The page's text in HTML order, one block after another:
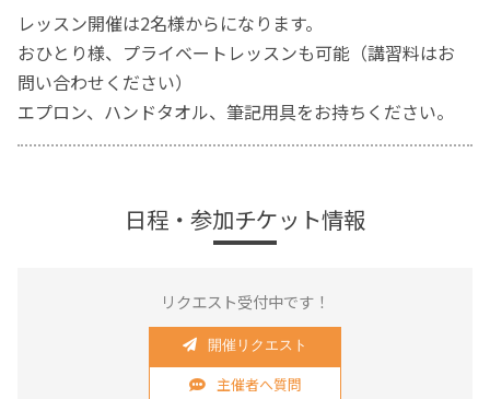
レッスン開催は2名様からになります。
おひとり様、プライベートレッスンも可能（講習料はお
問い合わせください）
エプロン、ハンドタオル、筆記用具をお持ちください。
日程・参加チケット情報
リクエスト受付中です！
開催リクエスト
主催者へ質問